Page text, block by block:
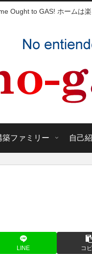
Ought to GAS! ホームは
築ファミリー 自己
LINE コ